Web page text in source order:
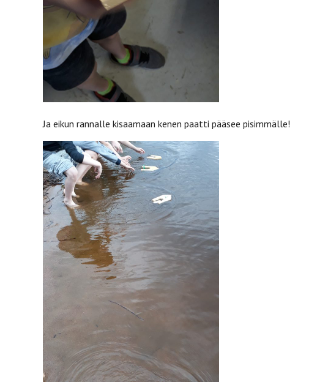
Ja eikun rannalle kisaamaan kenen paatti pääsee pisimmälle!